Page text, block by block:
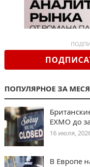
ПОПУЛЯРНОЕ ЗА
EXMO до
16 июля,
В Европе